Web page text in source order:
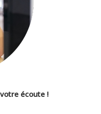
écoute !